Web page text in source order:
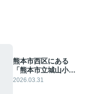
熊本市西区にある
「熊本市立城山小学
校」の概要！通学区
2026.03.31